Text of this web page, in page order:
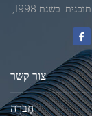
החברה שלנו מתקדמת חדשנות טכנולוגית ופיתוח עסק תוכנית. בשנת 1998,
של המוצרים שלנו
צור קשר
חֶברָה